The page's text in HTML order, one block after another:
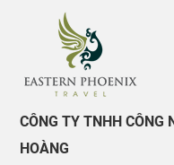
CÔNG TY TNHH CÔNG
HOÀNG